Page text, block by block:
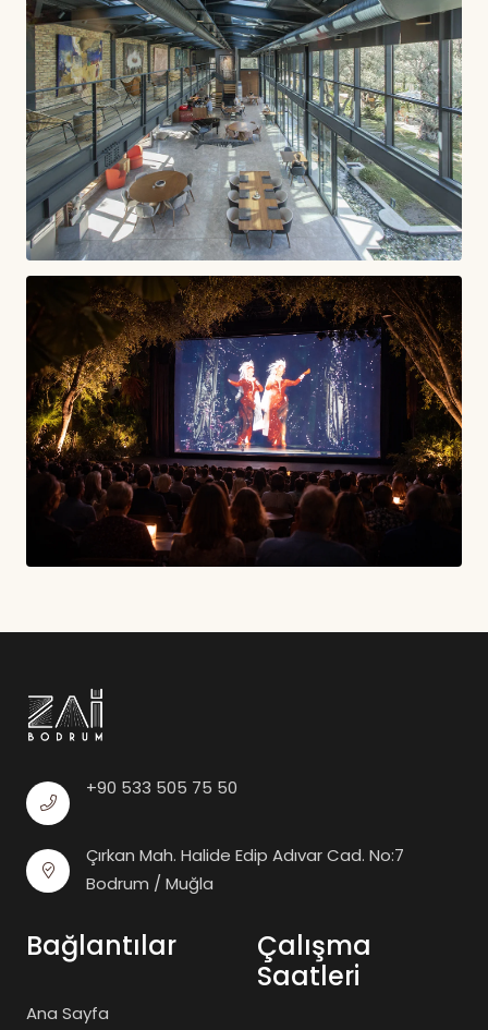
+90 533 505 75 50
Çırkan Mah. Halide Edip Adıvar Cad. No:7
Bodrum / Muğla
Bağlantılar
Ana Sayfa
Çalışma
Saatleri